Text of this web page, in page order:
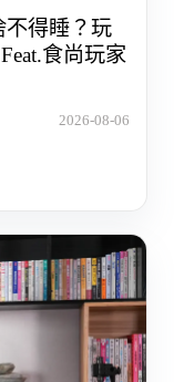
不得睡？玩
食尚玩家
2026-08-06